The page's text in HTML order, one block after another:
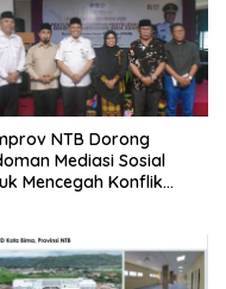
NTB Dorong
Mediasi Sosial
Mencegah Konflik